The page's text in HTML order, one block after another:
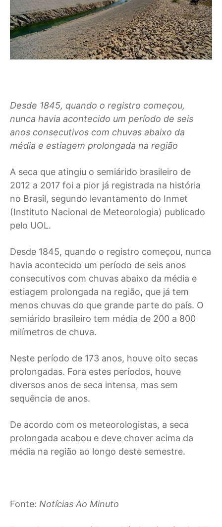
Desde 1845, quando o registro começou,
nunca havia acontecido um período de seis
anos consecutivos com chuvas abaixo da
média e estiagem prolongada na região
A seca que atingiu o semiárido brasileiro de
2012 a 2017 foi a pior já registrada na história
no Brasil, segundo levantamento do Inmet
(Instituto Nacional de Meteorologia) publicado
pelo UOL.
Desde 1845, quando o registro começou, nunca
havia acontecido um período de seis anos
consecutivos com chuvas abaixo da média e
estiagem prolongada na região, que já tem
menos chuvas do que grande parte do país. O
semiárido brasileiro tem média de 200 a 800
milímetros de chuva.
Neste período de 173 anos, houve oito secas
prolongadas. Fora estes períodos, houve
diversos anos de seca intensa, mas sem
sequência de anos.
De acordo com os meteorologistas, a seca
prolongada acabou e deve chover acima da
média na região ao longo deste semestre.
Fonte: Notícias Ao Minuto